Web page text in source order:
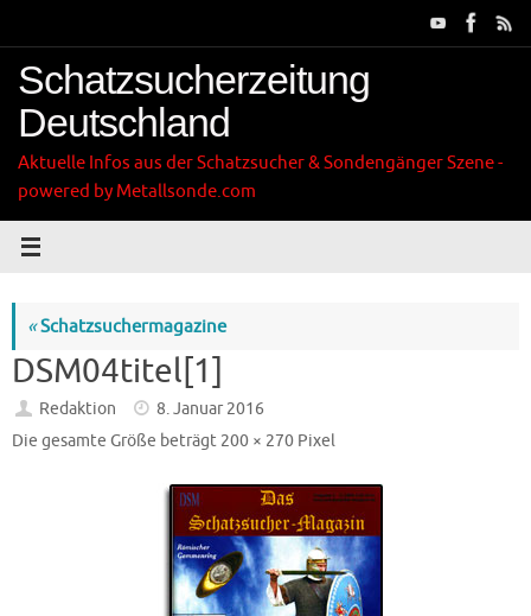
Inhalt
springen
Schatzsucherzeitung
Deutschland
Aktuelle Infos aus der Schatzsucher & Sondengänger Szene -
powered by Metallsonde.com
«Schatzsuchermagazine
DSM04titel[1]
Redaktion
8. Januar 2016
Die gesamte Größe beträgt 200 × 270 Pixel